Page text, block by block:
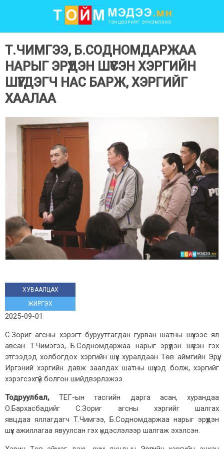
Т.ЧИМГЭЭ, Б.СОДНОМДАРЖАА
НАРЫГ ЭРҮҮДЭН ШҮҮСЭН ХЭРГИЙН
ШҮҮГДЭГЧ НАС БАРЖ, ХЭРГИЙГ
ХААЛАА
ХУВААЛЦАХ
ЖИРГЭХ
2025-09-01
С.Зориг агсны хэрэгт буруутгагдан гурван шатны шүүхээс ял
авсан Т.Чимэгээ, Б.Содномдаржаа нарыг эрүүдэн шүүсэн гэх
этгээдэд холбогдох хэргийн шүүх хуралдаан Төв аймгийн Эрүү,
Иргэний хэргийн давж заалдах шатны шүүхэд болж, хэргийг
хэрэгсэхгүй болгон шийдвэрлэжээ.
Тодруулбал, ТЕГ-ын тасгийн дарга асан, хурандаа
О.Бархасбадийг С.Зориг агсны хэргийг шалгах
явцдаа яллагдагч Т.Чимгээ, Б.Содномдаржаа нарыг эрүүдэн
шүүх ажиллагаа явуулсан гэх үндэслэлээр шалгаж эхэлсэн.